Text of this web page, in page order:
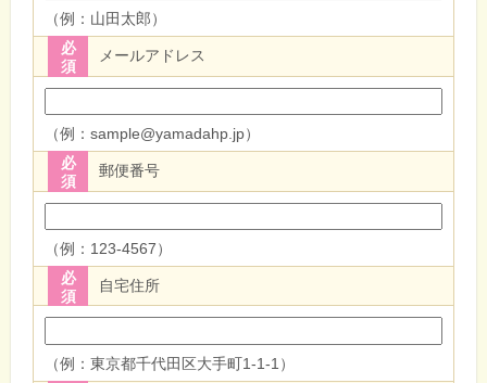
（例：山田太郎）
メールアドレス
必
須
（例：sample@yamadahp.jp）
郵便番号
必
須
（例：123-4567）
自宅住所
必
須
（例：東京都千代田区大手町1-1-1）